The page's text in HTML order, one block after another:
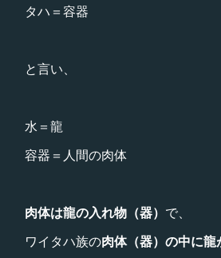
タハ＝容器
と言い、
水＝龍
容器＝人間の肉体
肉体は龍の入れ物（器） で、
ワイタハ族の肉体（器）の中に龍